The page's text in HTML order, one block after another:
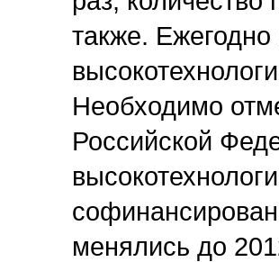
также.
Необходимо
Российской
менялись до